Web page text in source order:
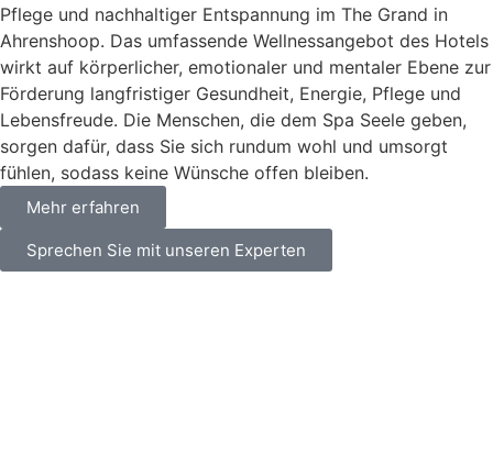
Pflege und nachhaltiger Entspannung im The Grand in
Ahrenshoop. Das umfassende Wellnessangebot des Hotels
wirkt auf körperlicher, emotionaler und mentaler Ebene zur
Förderung langfristiger Gesundheit, Energie, Pflege und
Lebensfreude. Die Menschen, die dem Spa Seele geben,
sorgen dafür, dass Sie sich rundum wohl und umsorgt
fühlen, sodass keine Wünsche offen bleiben.
Mehr erfahren
Sprechen Sie mit unseren Experten